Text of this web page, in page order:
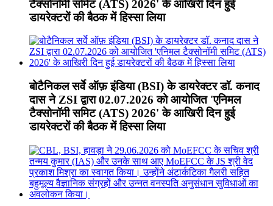
टैक्सोनॉमी समिट (ATS) 2026' के आखिरी दिन हुई
डायरेक्टरों की बैठक में हिस्सा लिया
बोटैनिकल सर्वे ऑफ़ इंडिया (BSI) के डायरेक्टर डॉ. कनाद
दास ने ZSI द्वारा 02.07.2026 को आयोजित 'एनिमल
टैक्सोनॉमी समिट (ATS) 2026' के आखिरी दिन हुई
डायरेक्टरों की बैठक में हिस्सा लिया